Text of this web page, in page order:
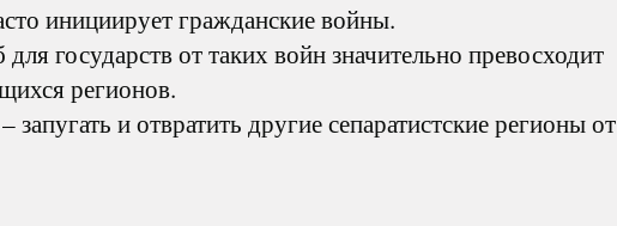
инициирует гражданские войны.
государств от таких войн значительно превосходит
регионов.
и отвратить другие сепаратистские регионы от